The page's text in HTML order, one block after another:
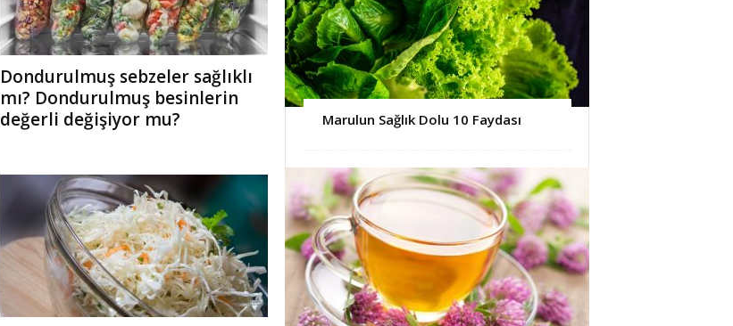
Dondurulmuş sebzeler sağlıklı
mı? Dondurulmuş besinlerin
değerli değişiyor mu?
Marulun Sağlık Dolu 10 Faydası